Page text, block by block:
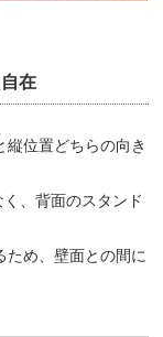
在
位置どちらの向き
、背面のスタンド
ため、壁面との間に